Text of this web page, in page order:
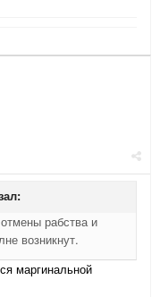
рабства и
возникнут.
маргинальной